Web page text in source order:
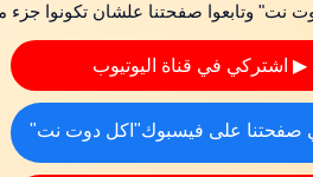
نت" وتابعوا صفحتنا علشان تكونوا جزء
▶ اشتركي في قناة اليوتيوب
صفحتنا على فيسبوك"اكل دوت نت"